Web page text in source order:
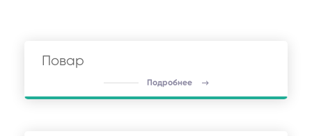
Повар
Подробнее